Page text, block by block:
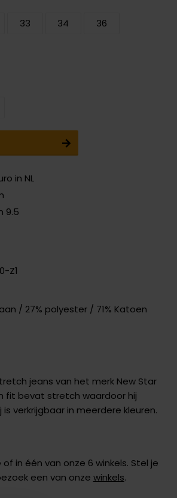
33 34 36
in NL
9.5
Z1
/ 27% polyester / 71% Katoen
jeans van het merk New Star
fit bevat stretch waardoor hij
verkrijgbaar in meerdere kleuren.
in één van onze 6 winkels. Stel je
een van onze winkels.